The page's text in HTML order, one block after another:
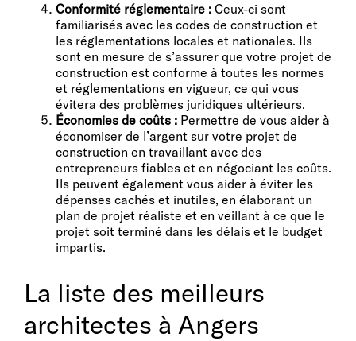
Conformité réglementaire : Ceux-ci sont
familiarisés avec les codes de construction et
les réglementations locales et nationales. Ils
sont en mesure de s’assurer que votre projet de
construction est conforme à toutes les normes
et réglementations en vigueur, ce qui vous
évitera des problèmes juridiques ultérieurs.
Économies de coûts : Permettre de vous aider à
économiser de l’argent sur votre projet de
construction en travaillant avec des
entrepreneurs fiables et en négociant les coûts.
Ils peuvent également vous aider à éviter les
dépenses cachés et inutiles, en élaborant un
plan de projet réaliste et en veillant à ce que le
projet soit terminé dans les délais et le budget
impartis.
La liste des meilleurs
architectes à Angers